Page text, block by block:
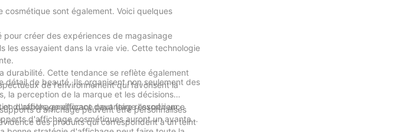
sont également. Voici quelques
créer des expériences de magasinage
les essayaient dans la vraie vie. Cette technologie
durabilité. Cette tendance se reflète également
de l'environnement qui favorisent la
d'affichage peuvent être personnalisés
des produits qui correspondent à un teint
de beauté. Ils organisent non seulement des
la perception de la marque et les décisions
d'affichage efficace peut faire ressortir un
durables, améliorant davantage l'expérience
d'affichage cosmétiques auront un avantage